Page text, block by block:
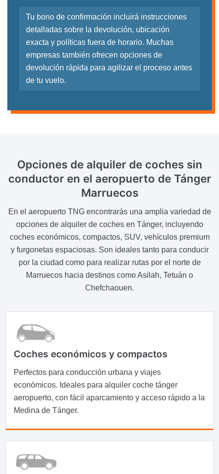
Tu bono de confirmación incluirá instrucciones
detalladas sobre la devolución, ubicación
exacta y políticas fuera de horario. Muchas
empresas también ofrecen opciones de
devolución rápida para agilizar el proceso antes
de tu vuelo.
Opciones de alquiler de coches sin
conductor en el aeropuerto de Tánger
Marruecos
En el aeropuerto TNG encontrarás una amplia variedad de
opciones de alquiler de coches en Tánger, incluyendo
coches económicos, compactos, SUV, vehículos premium
y furgonetas espaciosas. Son ideales tanto para conducir
por la ciudad como para realizar rutas por el norte de
Marruecos hacia destinos como Asilah, Tetuán o
Chefchaouen.
Coches económicos y compactos
Perfectos para conducción urbana y viajes
económicos. Ideales para alquiler coche tánger
aeropuerto, con fácil aparcamiento y acceso rápido a la
Medina de Tánger.